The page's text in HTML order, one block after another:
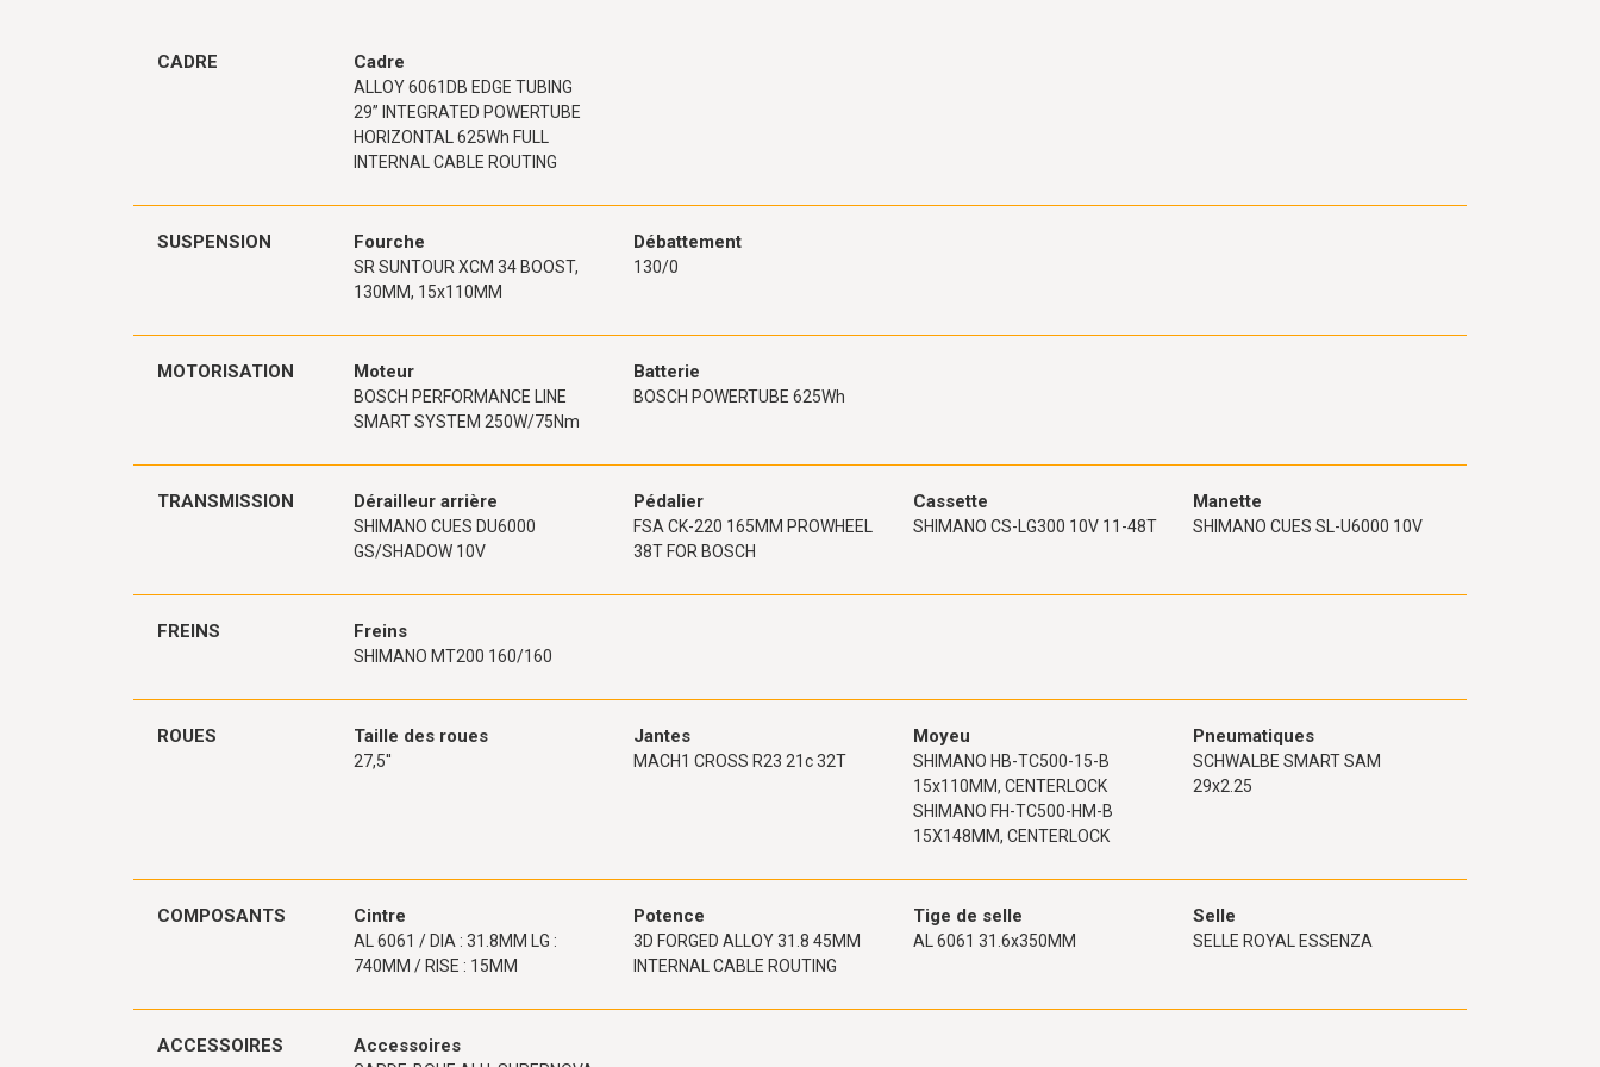
CADRE Cadre
ALLOY 6061DB EDGE TUBING
29” INTEGRATED POWERTUBE
HORIZONTAL 625Wh FULL
INTERNAL CABLE ROUTING
SUSPENSION Fourche
SR SUNTOUR XCM 34 BOOST,
130MM, 15x110MM
Débattement
130/0
MOTORISATION Moteur
BOSCH PERFORMANCE LINE
SMART SYSTEM 250W/75Nm
Batterie
BOSCH POWERTUBE 625Wh
TRANSMISSION Dérailleur arrière
SHIMANO CUES DU6000
GS/SHADOW 10V
Pédalier
FSA CK-220 165MM PROWHEEL
38T FOR BOSCH
Cassette
SHIMANO CS-LG300 10V 11-48T
Manette
SHIMANO CUES SL-U6000 10V
FREINS Freins
SHIMANO MT200 160/160
ROUES Taille des roues
27,5''
Jantes
MACH1 CROSS R23 21c 32T
Moyeu
SHIMANO HB-TC500-15-B
15x110MM, CENTERLOCK
SHIMANO FH-TC500-HM-B
15X148MM, CENTERLOCK
Pneumatiques
SCHWALBE SMART SAM
29x2.25
COMPOSANTS Cintre
AL 6061 / DIA : 31.8MM LG :
740MM / RISE : 15MM
Potence
3D FORGED ALLOY 31.8 45MM
INTERNAL CABLE ROUTING
Tige de selle
AL 6061 31.6x350MM
Selle
SELLE ROYAL ESSENZA
ACCESSOIRES Accessoires